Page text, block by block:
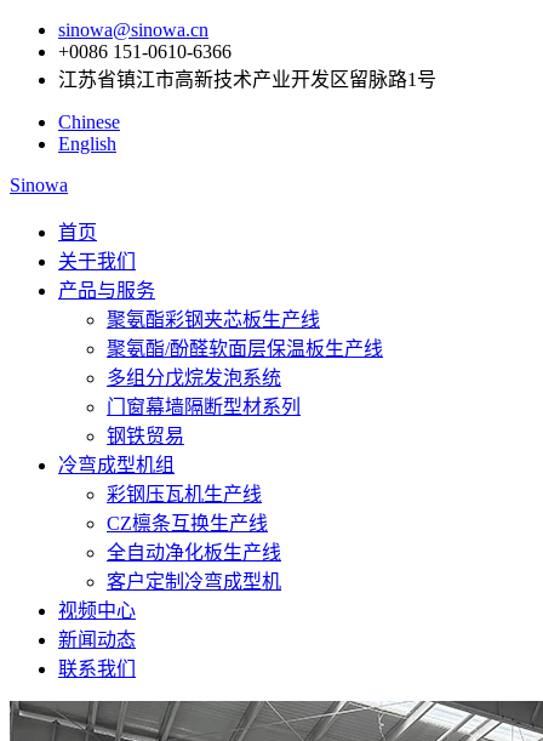
sinowa@sinowa.cn
+0086 151-0610-6366
江苏省镇江市高新技术产业开发区留脉路1号
Chinese
English
Sinowa
首页
关于我们
产品与服务
聚氨酯彩钢夹芯板生产线
聚氨酯/酚醛软面层保温板生产线
多组分戊烷发泡系统
门窗幕墙隔断型材系列
钢铁贸易
冷弯成型机组
彩钢压瓦机生产线
CZ檩条互换生产线
全自动净化板生产线
客户定制冷弯成型机
视频中心
新闻动态
联系我们